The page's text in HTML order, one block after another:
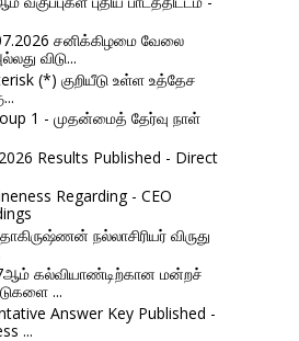
சனிக்கிழமை வேலை
விடு...
(*) குறியீடு உள்ள உத்தேச
1 - முதன்மைத் தேர்வு நாள்
Results Published - Direct
Regarding - CEO
நல்லாசிரியர் விருது
கல்வியாண்டிற்கான மன்றச்
...
Answer Key Published -
...